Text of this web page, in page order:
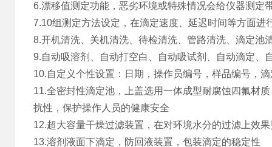
6.漂移值测定功能，恶劣环境或特殊情况会给仪器测
7.10组测定方法设定，在滴定速度、延迟时间等方面进
8.开机清洗、关机清洗、待检清洗、管路清洗、滴定池
9.自动吸溶剂、自动打空白、自动吸试剂、自动滴定、
10.自定义个性设置：日期，操作员编号，样品编号，
11.全密封性滴定池，上盖选用一体成型耐腐蚀四氟材
扰性，保护操作人员的健康安全
12.超大容量干燥过滤装置，在对环境水分的过滤上效
13.溶剂液面下滴定，防回液装置，包装滴定的稳定性